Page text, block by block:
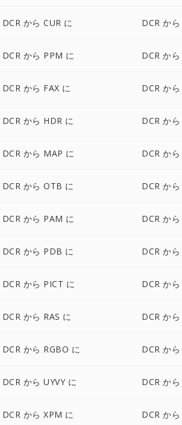
DCR から CUR に DCR か
DCR から PPM に DCR か
DCR から FAX に DCR か
DCR から HDR に DCR か
DCR から MAP に DCR か
DCR から OTB に DCR か
DCR から PAM に DCR か
DCR から PDB に DCR か
DCR から PICT に DCR か
DCR から RAS に DCR か
DCR から RGBO に DCR か
DCR から UYVY に DCR か
DCR から XPM に DCR から